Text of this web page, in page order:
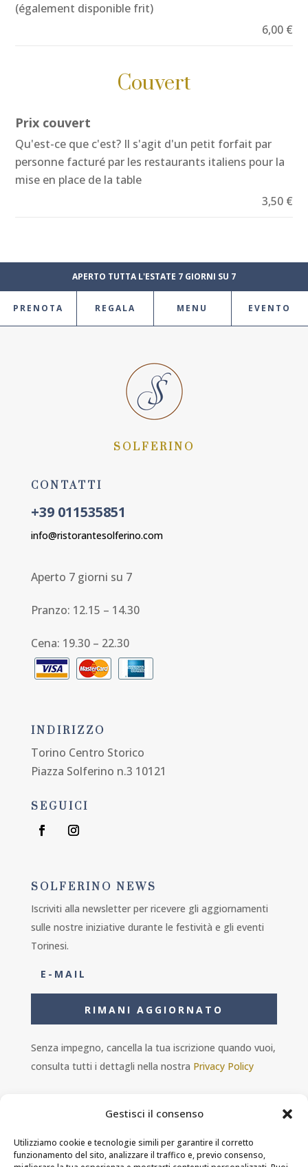
Gestisci il consenso
Utilizziamo cookie e tecnologie simili per garantire il corretto
funzionamento del sito, analizzare il traffico e, previo consenso,
(également disponible frit)
6,00 €
Couvert
Prix couvert
Qu'est-ce que c'est? Il s'agit d'un petit forfait par
personne facturé par les restaurants italiens pour la
mise en place de la table
3,50 €
APERTO TUTTA L'ESTATE 7 GIORNI SU 7
PRENOTA REGALA MENU EVENTO
SOLFERINO
CONTATTI
+39 011535851
info@ristorantesolferino.com
Aperto 7 giorni su 7
Pranzo: 12.15 – 14.30
Cena: 19.30 – 22.30
INDIRIZZO
Torino Centro Storico
Piazza Solferino n.3 10121
SEGUICI
SOLFERINO NEWS
Iscriviti alla newsletter per ricevere gli aggiornamenti
sulle nostre iniziative durante le festività e gli eventi
Torinesi.
RIMANI AGGIORNATO
Senza impegno, cancella la tua iscrizione quando vuoi,
consulta tutti i dettagli nella nostra Privacy Policy
Ambra s.r.l. - P.IVA 11601460014 - PEC